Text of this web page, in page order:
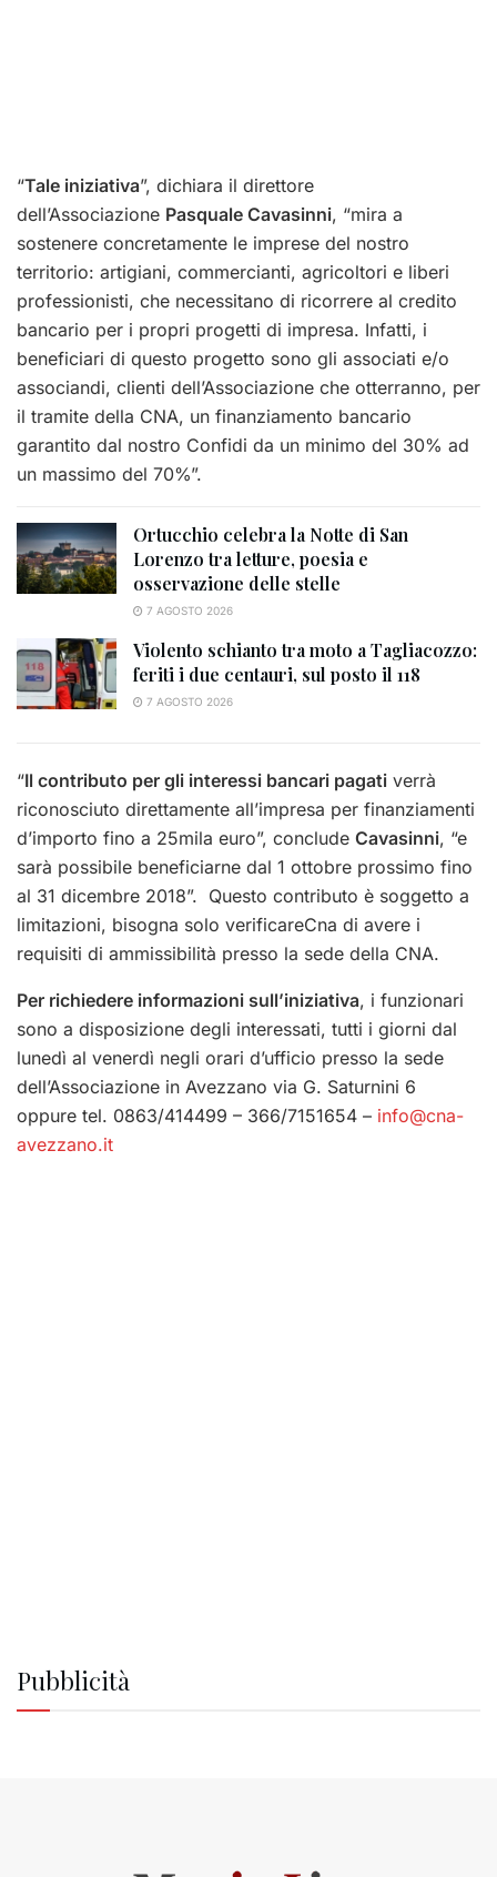
“Tale iniziativa”, dichiara il direttore
dell’Associazione Pasquale Cavasinni, “mira a
sostenere concretamente le imprese del nostro
territorio: artigiani, commercianti, agricoltori e liberi
professionisti, che necessitano di ricorrere al credito
bancario per i propri progetti di impresa. Infatti, i
beneficiari di questo progetto sono gli associati e/o
associandi, clienti dell’Associazione che otterranno, per
il tramite della CNA, un finanziamento bancario
garantito dal nostro Confidi da un minimo del 30% ad
un massimo del 70%”.
Ortucchio celebra la Notte di San
Lorenzo tra letture, poesia e
osservazione delle stelle
7 AGOSTO 2026
Violento schianto tra moto a Tagliacozzo:
feriti i due centauri, sul posto il 118
7 AGOSTO 2026
“Il contributo per gli interessi bancari pagati verrà
riconosciuto direttamente all’impresa per finanziamenti
d’importo fino a 25mila euro”, conclude Cavasinni, “e
sarà possibile beneficiarne dal 1 ottobre prossimo fino
al 31 dicembre 2018”. Questo contributo è soggetto a
limitazioni, bisogna solo verificareCna di avere i
requisiti di ammissibilità presso la sede della CNA.
Per richiedere informazioni sull’iniziativa, i funzionari
sono a disposizione degli interessati, tutti i giorni dal
lunedì al venerdì negli orari d’ufficio presso la sede
dell’Associazione in Avezzano via G. Saturnini 6
oppure tel. 0863/414499 – 366/7151654 – info@cna-
avezzano.it
Pubblicità